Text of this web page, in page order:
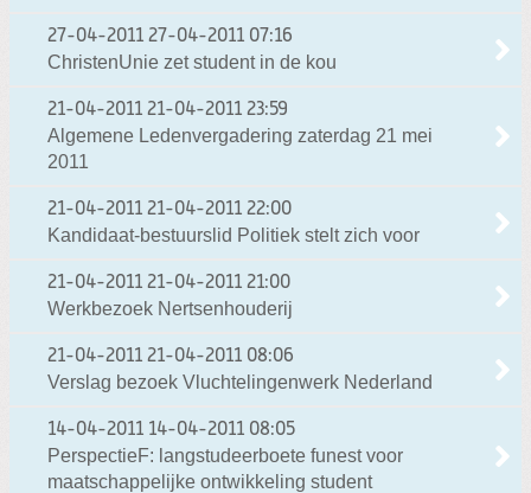
27-04-2011 27-04-2011 07:16
ChristenUnie zet student in de kou
21-04-2011 21-04-2011 23:59
Algemene Ledenvergadering zaterdag 21 mei
2011
21-04-2011 21-04-2011 22:00
Kandidaat-bestuurslid Politiek stelt zich voor
21-04-2011 21-04-2011 21:00
Werkbezoek Nertsenhouderij
21-04-2011 21-04-2011 08:06
Verslag bezoek Vluchtelingenwerk Nederland
14-04-2011 14-04-2011 08:05
PerspectieF: langstudeerboete funest voor
maatschappelijke ontwikkeling student